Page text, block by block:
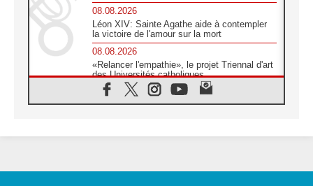
08.08.2026
Léon XIV: Sainte Agathe aide à contempler
la victoire de l'amour sur la mort
08.08.2026
«Relancer l'empathie», le projet Triennal d'art
des Universités catholiques
08.08.2026
Signis 2026, donner la parole aux religieuses
07.08.2026